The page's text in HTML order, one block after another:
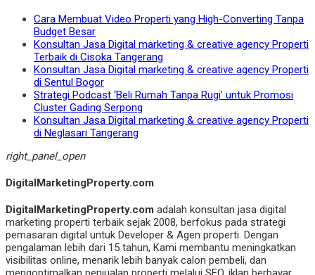
Cara Membuat Video Properti yang High-Converting Tanpa
Budget Besar
Konsultan Jasa Digital marketing & creative agency Properti
Terbaik di Cisoka Tangerang
Konsultan Jasa Digital marketing & creative agency Properti
di Sentul Bogor
Strategi Podcast ‘Beli Rumah Tanpa Rugi’ untuk Promosi
Cluster Gading Serpong
Konsultan Jasa Digital marketing & creative agency Properti
di Neglasari Tangerang
right_panel_open
DigitalMarketingProperty.com
DigitalMarketingProperty.com adalah konsultan jasa digital
marketing properti terbaik sejak 2008, berfokus pada strategi
pemasaran digital untuk Developer & Agen properti. Dengan
pengalaman lebih dari 15 tahun, Kami membantu meningkatkan
visibilitas online, menarik lebih banyak calon pembeli, dan